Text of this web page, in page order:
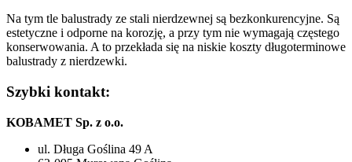
Na tym tle balustrady ze stali nierdzewnej są bezkonkurencyjne. Są
estetyczne i odporne na korozję, a przy tym nie wymagają częstego
konserwowania. A to przekłada się na niskie koszty długoterminowe
balustrady z nierdzewki.
Szybki kontakt:
KOBAMET Sp. z o.o.
ul. Długa Goślina 49 A